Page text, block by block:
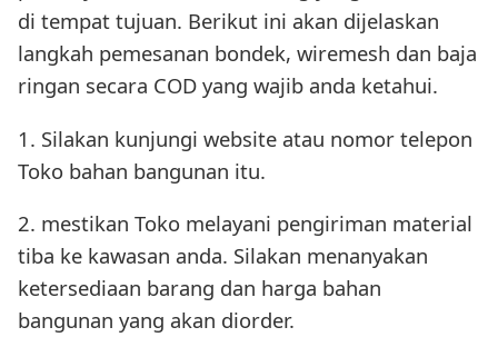
di tempat tujuan. Berikut ini akan dijelaskan
langkah pemesanan bondek, wiremesh dan baja
ringan secara COD yang wajib anda ketahui.
1. Silakan kunjungi website atau nomor telepon
Toko bahan bangunan itu.
2. mestikan Toko melayani pengiriman material
tiba ke kawasan anda. Silakan menanyakan
ketersediaan barang dan harga bahan
bangunan yang akan diorder.